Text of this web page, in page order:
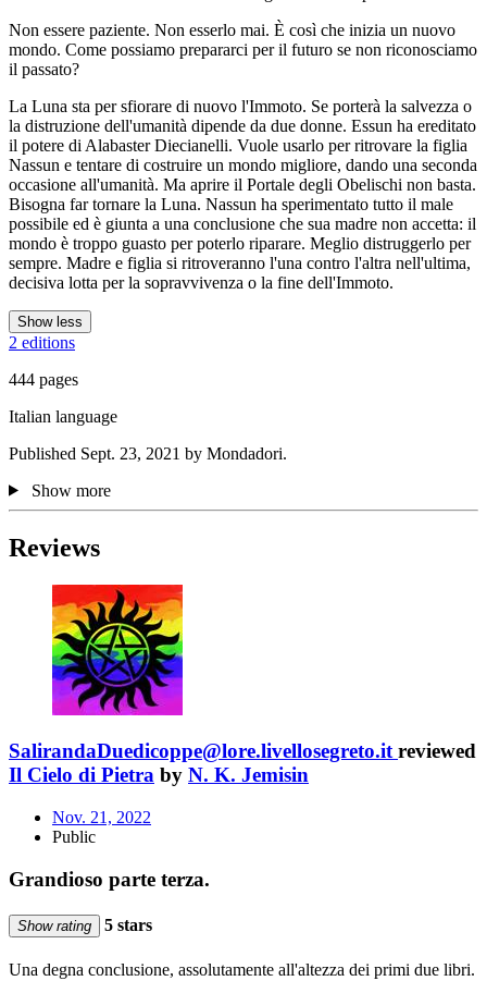
Non essere paziente. Non esserlo mai. È così che inizia un nuovo
mondo. Come possiamo prepararci per il futuro se non riconosciamo
il passato?
La Luna sta per sfiorare di nuovo l'Immoto. Se porterà la salvezza o
la distruzione dell'umanità dipende da due donne. Essun ha ereditato
il potere di Alabaster Diecianelli. Vuole usarlo per ritrovare la figlia
Nassun e tentare di costruire un mondo migliore, dando una seconda
occasione all'umanità. Ma aprire il Portale degli Obelischi non basta.
Bisogna far tornare la Luna. Nassun ha sperimentato tutto il male
possibile ed è giunta a una conclusione che sua madre non accetta: il
mondo è troppo guasto per poterlo riparare. Meglio distruggerlo per
sempre. Madre e figlia si ritroveranno l'una contro l'altra nell'ultima,
decisiva lotta per la sopravvivenza o la fine dell'Immoto.
Show less
2 editions
444 pages
Italian language
Published Sept. 23, 2021 by Mondadori.
Show more
Reviews
SalirandaDuedicoppe@lore.livellosegreto.it reviewed
Il Cielo di Pietra by N. K. Jemisin
Nov. 21, 2022
Public
Grandioso parte terza.
Show rating 5 stars
Una degna conclusione, assolutamente all'altezza dei primi due libri.